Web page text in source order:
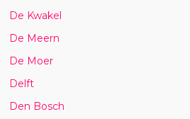
De Kwakel
De Meern
De Moer
Delft
Den Bosch